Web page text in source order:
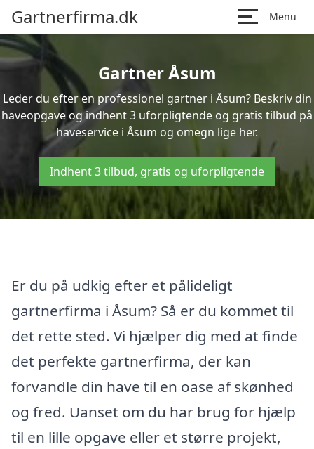
Gartnerfirma.dk Menu
Gartner Åsum
Leder du efter en professionel gartner i Åsum? Beskriv din
haveopgave og indhent 3 uforpligtende og gratis tilbud på
haveservice i Åsum og omegn lige her.
Indhent 3 tilbud, gratis og uforpligtende
Er du på udkig efter et pålideligt
gartnerfirma i Åsum? Så er du kommet til
det rette sted. Vi hjælper dig med at finde
det perfekte gartnerfirma, der kan
forvandle din have til en oase af skønhed
og fred. Uanset om du har brug for hjælp
til en lille opgave eller et større projekt,